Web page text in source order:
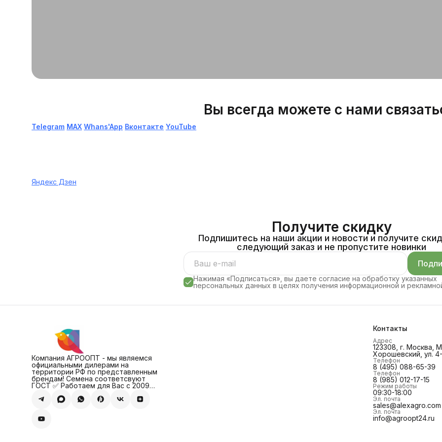
Вы всегда можете с нами
Telegram МАХ Whans'App Вконтакте YouTube
Яндекс Дзен
Получите скидку
Подпишитесь на наши акции и новости и получите
следующий заказ и не пропустите новинки
Нажимая «Подписаться», вы даете согласие на обработку указанных
персональных данных в целях получения информационной и
Компания АГРООПТ - мы являемся
официальными дилерами на
территории РФ по представленным
брендам! Семена соответсвуют
ГОСТ ✅ Работаем для Вас с 2009
Контакты
Адрес
123308, г. Москва,
Хорошевский, ул.
Телефон
8 (495) 088-65-39
Телефон
8 (985) 012-17-15
Режим работы
09:30-18:00
Эл. почта
sales@alexagro.com
Эл. почта
info@agroopt24.ru